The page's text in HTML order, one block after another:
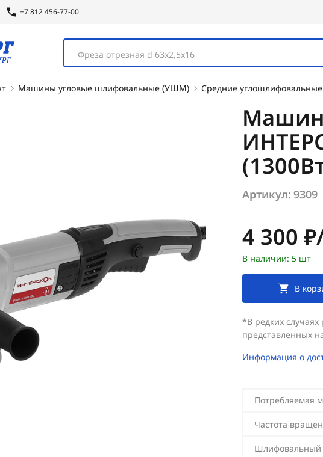
+7 812 456-77-00
Фреза отрезная d 63х2,5х16
Машины угловые шлифовальные (УШМ) Средние
Артикул: 9309
Цена:
4 300
В наличии: 5 шт
В
*В редких случаях
представленных
Информация о
Потребляемая
Частота
Шлифовальный